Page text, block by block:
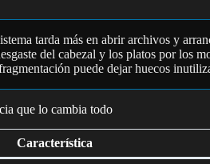
tarda más en abrir archivos y
del cabezal y los platos por los
puede dejar huecos
que lo cambia todo
Característica